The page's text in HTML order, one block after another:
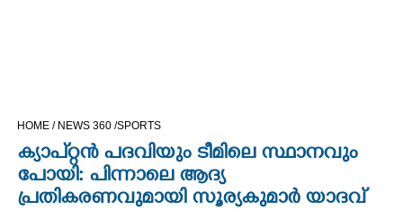
OPINION
HOME / NEWS 360 /SPORTS
ക്യാപ്റ്റൻ പദവിയും ടീമിലെ സ്ഥാനവും
പോയി: പിന്നാലെ ആദ്യ
പ്രതികരണവുമായി സൂര്യകുമാർ യാദവ്